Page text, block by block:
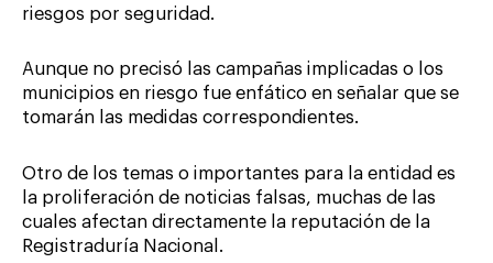
riesgos por seguridad.
Aunque no precisó las campañas implicadas o los
municipios en riesgo fue enfático en señalar que se
tomarán las medidas correspondientes.
Otro de los temas o importantes para la entidad es
la proliferación de noticias falsas, muchas de las
cuales afectan directamente la reputación de la
Registraduría Nacional.